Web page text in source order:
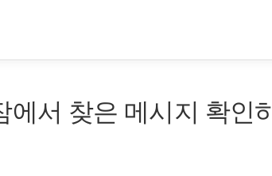
에서 찾은 메시지 확인